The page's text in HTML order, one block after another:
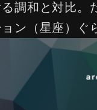
調和と対比。
ン（星座）ぐ